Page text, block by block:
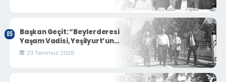
Başkan Geçit: “Beylerderesi
Yaşam Vadisi, Yeşilyurt’un
Turizm Ve Sosyal Yaşamına Yeni
23 Temmuz 2026